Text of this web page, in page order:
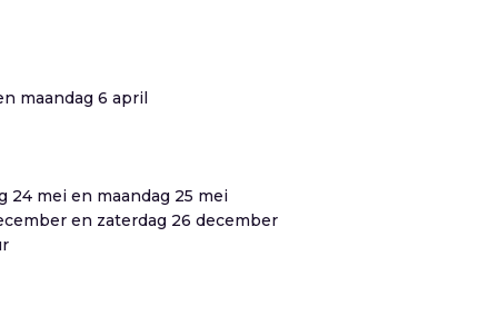
maandag 6 april
mei en maandag 25 mei
en zaterdag 26 december